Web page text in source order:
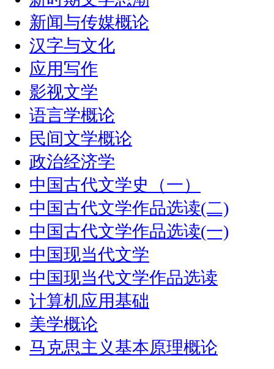
新闻与传媒概论
汉字与文化
应用写作
影视文学
语言学概论
民间文学概论
政治经济学
中国古代文学史（一）
中国古代文学作品选读(二)
中国古代文学作品选读(一)
中国现当代文学
中国现当代文学作品选读
计算机应用基础
美学概论
马克思主义基本原理概论